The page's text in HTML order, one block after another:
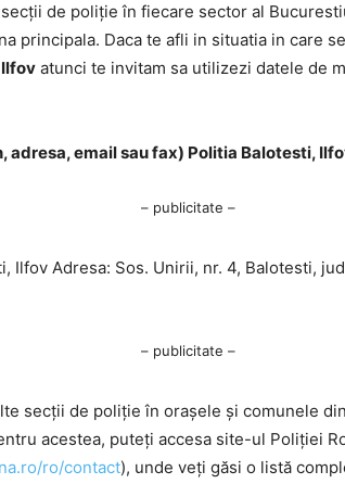
de poliție în fiecare sector al
principala. Daca te afli in situatia in care
atunci te invitam sa utilizezi datele de
adresa, email sau fax) Politia Balotesti,
– publicitate –
Ilfov Adresa: Sos. Unirii, nr. 4, Balotesti,
– publicitate –
secții de poliție în orașele și comunele
acestea, puteți accesa site-ul Poliției
ro/contact), unde veți găsi o listă